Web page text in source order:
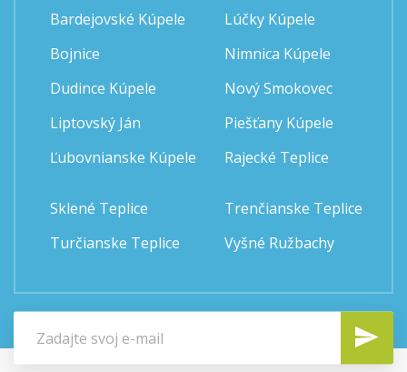
Bardejovské Kúpele
Bojnice
Dudince Kúpele
Liptovský Ján
Ľubovnianske Kúpele
Lúčky Kúpele
Nimnica Kúpele
Nový Smokovec
Piešťany Kúpele
Rajecké Teplice
Sklené Teplice
Turčianske Teplice
Trenčianske Teplice
Vyšné Ružbachy